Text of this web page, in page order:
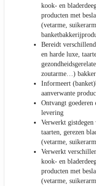
kook- en
producten met
(vetarme,
Bereidt
en harde luxe,
zoutarme…)
Informeert
aanverwante
Ontvangt goederen
levering
Verwerkt gistdegen
taarten, gerezen
(vetarme,
Verwerkt
kook- en
producten met
(vetarme,